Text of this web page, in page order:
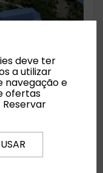
Inclusive
Reservar
deve ter
a utilizar
navegação e
ofertas
Reservar